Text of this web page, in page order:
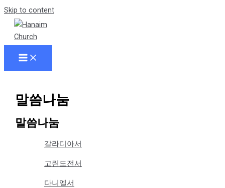
Skip to content
말씀나눔
말씀나눔
갈라디아서
고린도전서
다니엘서